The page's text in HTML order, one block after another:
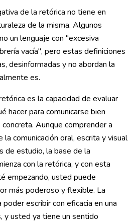
de la retórica no tiene en
de la misma. Algunos
un lenguaje con "excesiva
vacía", pero estas definiciones
desinformadas y no abordan la
es.
es la capacidad de evaluar
hacer para comunicarse bien
Aunque comprender a
comunicación oral, escrita y visual
de estudio, la base de la
con la retórica, y con esta
empezando, usted puede
más poderoso y flexible. La
escribir con eficacia en una
y usted ya tiene un sentido